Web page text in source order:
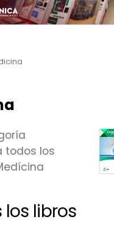
todos los
los libros